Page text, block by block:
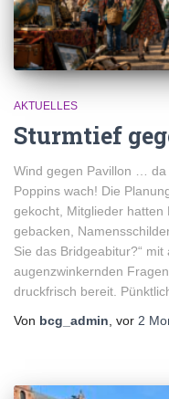
AKTUELLES
Sturmtief
Wind gegen Pavillon …
Poppins wach! Die
gekocht, Mitglieder hatten
gebacken,
Sie das Bridgeabitur?“
augenzwinkernden
druckfrisch bereit.
Von bcg_admin , vor 2